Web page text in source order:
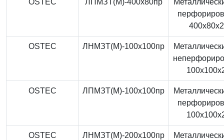
OSTEC ЛНМЗТ(М)-100x100пр
OSTEC ЛПМЗТ(М)-100x100пр
OSTEC ЛНМЗТ(М)-200x100пр